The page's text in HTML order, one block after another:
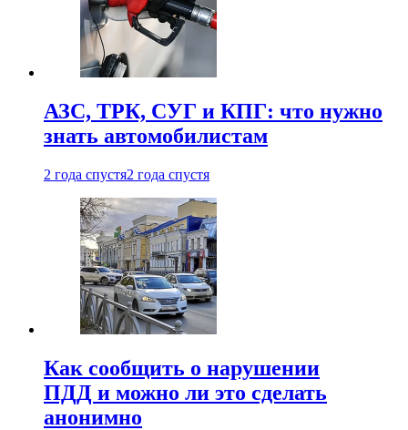
АЗС, ТРК, СУГ и КПГ: что нужно
знать автомобилистам
2 года спустя2 года спустя
Как сообщить о нарушении
ПДД и можно ли это сделать
анонимно